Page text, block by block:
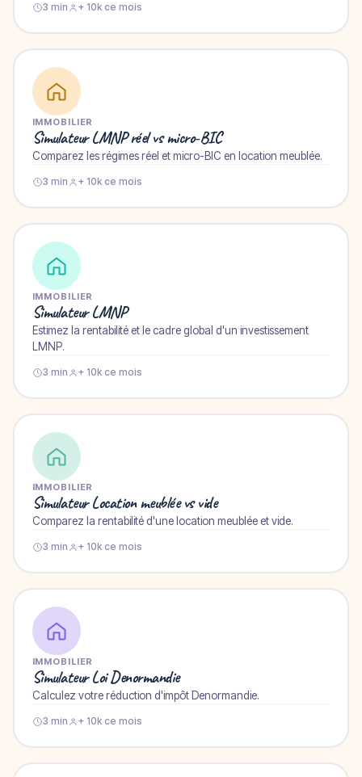
3 min + 10k ce mois
IMMOBILIER
Simulateur LMNP réel vs micro-BIC
Comparez les régimes réel et micro-BIC en location meublée.
3 min + 10k ce mois
IMMOBILIER
Simulateur LMNP
Estimez la rentabilité et le cadre global d'un investissement
LMNP.
3 min + 10k ce mois
IMMOBILIER
Simulateur Location meublée vs vide
Comparez la rentabilité d'une location meublée et vide.
3 min + 10k ce mois
IMMOBILIER
Simulateur Loi Denormandie
Calculez votre réduction d'impôt Denormandie.
3 min + 10k ce mois